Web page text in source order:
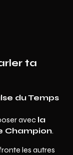
ta
du Temps
avec la
Champion.
les autres